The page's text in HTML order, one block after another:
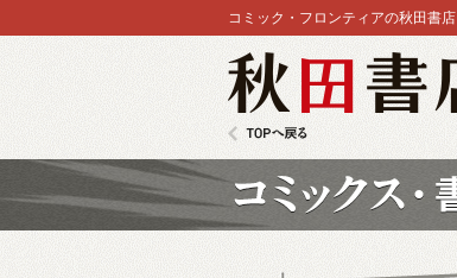
コミック・フロンティアの秋田書店